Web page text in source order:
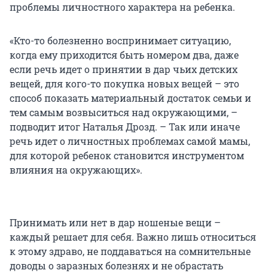
проблемы личностного характера на ребенка.
«Кто-то болезненно воспринимает ситуацию,
когда ему приходится быть номером два, даже
если речь идет о принятии в дар чьих детских
вещей, для кого-то покупка новых вещей – это
способ показать материальный достаток семьи и
тем самым возвыситься над окружающими, –
подводит итог Наталья Дрозд. – Так или иначе
речь идет о личностных проблемах самой мамы,
для которой ребенок становится инструментом
влияния на окружающих».
Принимать или нет в дар ношеные вещи –
каждый решает для себя. Важно лишь относиться
к этому здраво, не поддаваться на сомнительные
доводы о заразных болезнях и не обрастать